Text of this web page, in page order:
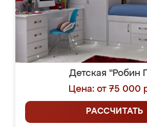
Детская "Робин
Цена: от 75 000
РАССЧИТАТЬ